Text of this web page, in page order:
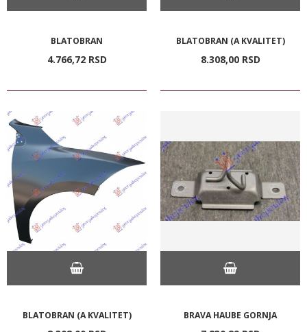
BLATOBRAN
4.766,72 RSD
BLATOBRAN (A KVALITET)
8.308,00 RSD
BLATOBRAN (A KVALITET) BRAVA HAUBE GORNJA